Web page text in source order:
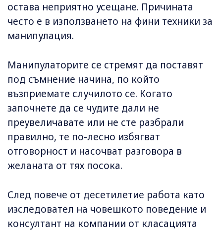
остава неприятно усещане. Причината
често е в използването на фини техники за
манипулация.
Манипулаторите се стремят да поставят
под съмнение начина, по който
възприемате случилото се. Когато
започнете да се чудите дали не
преувеличавате или не сте разбрали
правилно, те по-лесно избягват
отговорност и насочват разговора в
желаната от тях посока.
След повече от десетилетие работа като
изследовател на човешкото поведение и
консултант на компании от класацията